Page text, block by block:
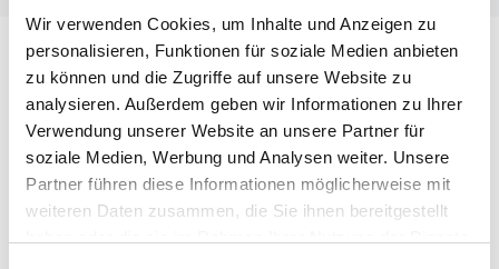
Wir verwenden Cookies, um Inhalte und Anzeigen zu
personalisieren, Funktionen für soziale Medien anbieten
zu können und die Zugriffe auf unsere Website zu
analysieren. Außerdem geben wir Informationen zu Ihrer
Verwendung unserer Website an unsere Partner für
soziale Medien, Werbung und Analysen weiter. Unsere
Partner führen diese Informationen möglicherweise mit
weiteren Daten zusammen, die Sie ihnen bereitgestellt
Lageplan
Adresse
Ferienhaus TV1615
Lyngstien 17
Ålbæk
9982 Ålbæk